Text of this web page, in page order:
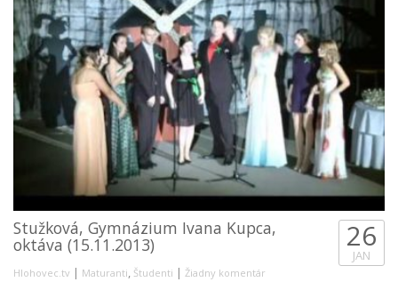
Stužková, Gymnázium Ivana Kupca,
oktáva (15.11.2013)
Hlohovec.tv | Maturanti, Študenti | Žiadny komentár
26
JAN